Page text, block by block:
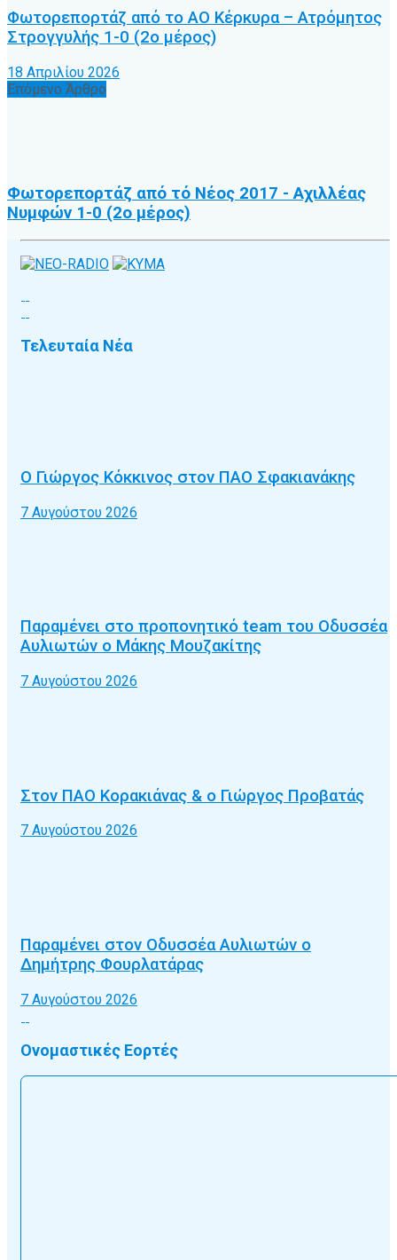
Φωτορεπορτάζ από το ΑΟ Κέρκυρα – Ατρόμητος
Στρογγυλής 1-0 (2ο μέρος)
18 Απριλίου 2026
Επόμενο Άρθρο
Φωτορεπορτάζ από τό Νέος 2017 - Αχιλλέας
Νυμφών 1-0 (2ο μέρος)
Τελευταία Νέα
Ο Γιώργος Κόκκινος στον ΠΑΟ Σφακιανάκης
7 Αυγούστου 2026
Παραμένει στο προπονητικό team του Οδυσσέα
Αυλιωτών ο Μάκης Μουζακίτης
7 Αυγούστου 2026
Στον ΠΑΟ Κορακιάνας & ο Γιώργος Προβατάς
7 Αυγούστου 2026
Παραμένει στον Οδυσσέα Αυλιωτών ο
Δημήτρης Φουρλατάρας
7 Αυγούστου 2026
Ονομαστικές Εορτές